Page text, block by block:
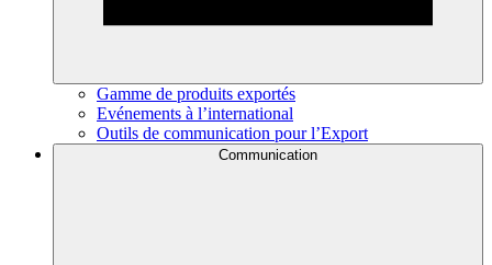
Gamme de produits exportés
Evénements à l’international
Outils de communication pour l’Export
Communication